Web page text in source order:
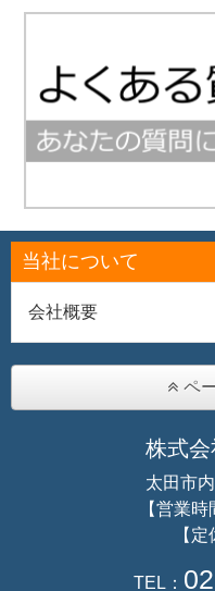
当社について
会社概要
ペ
株式
太田市
【営業
【
TEL：